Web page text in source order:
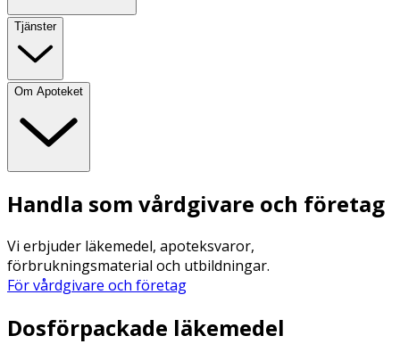
Tjänster
Om Apoteket
Handla som vårdgivare och företag
Vi erbjuder läkemedel, apoteksvaror,
förbrukningsmaterial och utbildningar.
För vårdgivare och företag
Dosförpackade läkemedel